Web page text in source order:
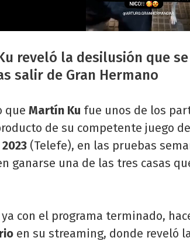
reveló la desilusión que
salir de Gran Hermano
que Martín Ku fue unos de los
de su competente juego
(Telefe), en las pruebas
ganarse una de las tres casas
con el programa terminado,
en su streaming, donde reveló